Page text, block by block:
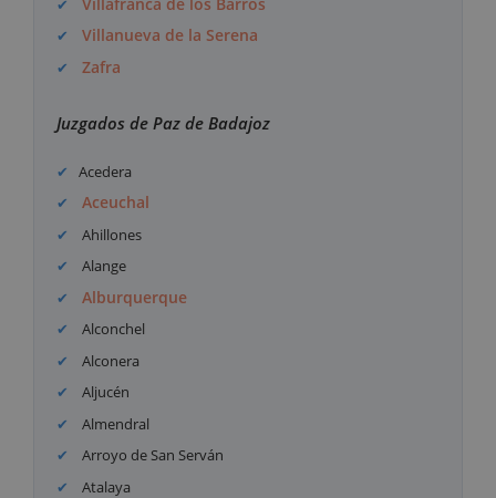
Villanueva de la Serena
Zafra
Juzgados de Paz de Badajoz
Acedera
Aceuchal
Ahillones
Alange
Alburquerque
Alconchel
Alconera
Aljucén
Almendral
Arroyo de San Serván
Atalaya